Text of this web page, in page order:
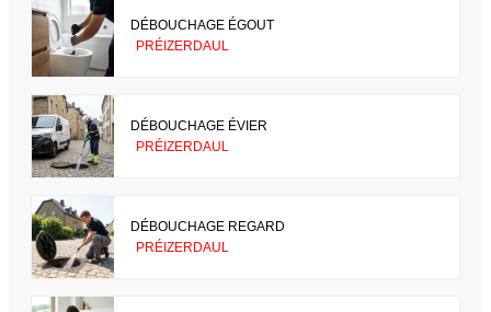
DÉBOUCHAGE ÉGOUT
PRÉIZERDAUL
DÉBOUCHAGE ÉVIER
PRÉIZERDAUL
DÉBOUCHAGE REGARD
PRÉIZERDAUL